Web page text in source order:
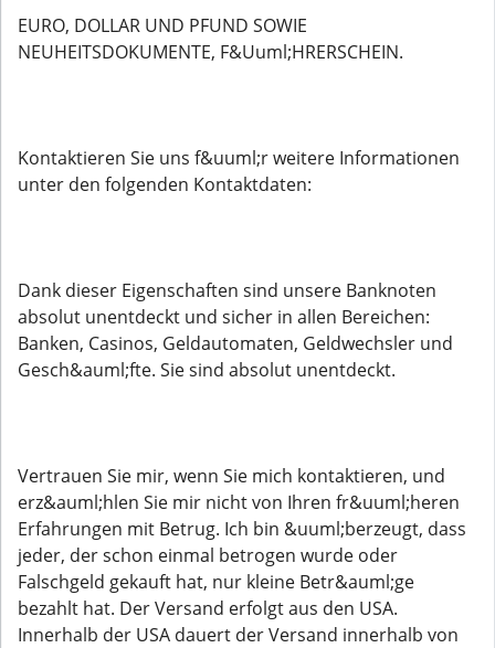
EURO, DOLLAR UND PFUND SOWIE
NEUHEITSDOKUMENTE, F&Uuml;HRERSCHEIN.
Kontaktieren Sie uns f&uuml;r weitere Informationen
unter den folgenden Kontaktdaten:
Dank dieser Eigenschaften sind unsere Banknoten
absolut unentdeckt und sicher in allen Bereichen:
Banken, Casinos, Geldautomaten, Geldwechsler und
Gesch&auml;fte. Sie sind absolut unentdeckt.
Vertrauen Sie mir, wenn Sie mich kontaktieren, und
erz&auml;hlen Sie mir nicht von Ihren fr&uuml;heren
Erfahrungen mit Betrug. Ich bin &uuml;berzeugt, dass
jeder, der schon einmal betrogen wurde oder
Falschgeld gekauft hat, nur kleine Betr&auml;ge
bezahlt hat. Der Versand erfolgt aus den USA.
Innerhalb der USA dauert der Versand innerhalb von